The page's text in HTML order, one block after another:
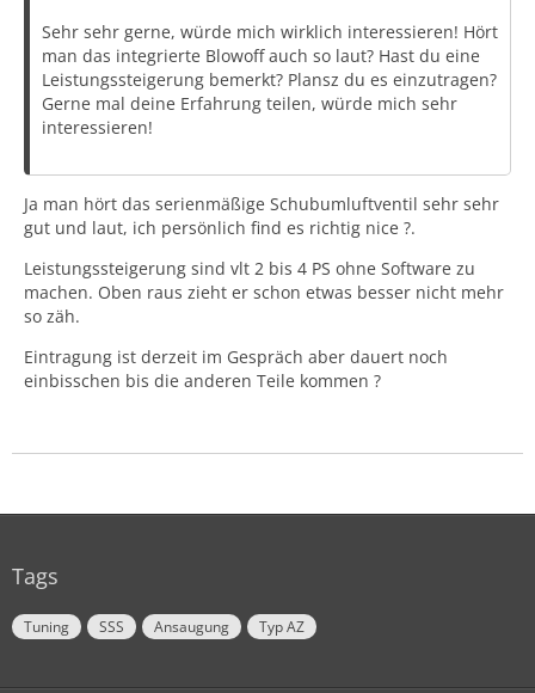
Mit dem Filter merkt man auch eine positive Änderung
des Ansprechverhalten
Sehr sehr gerne, würde mich wirklich interessieren! Hört
man das integrierte Blowoff auch so laut? Hast du eine
Leistungssteigerung bemerkt? Plansz du es einzutragen?
Gerne mal deine Erfahrung teilen, würde mich sehr
interessieren!
Ja man hört das serienmäßige Schubumluftventil sehr sehr
gut und laut, ich persönlich find es richtig nice ?.
Leistungssteigerung sind vlt 2 bis 4 PS ohne Software zu
machen. Oben raus zieht er schon etwas besser nicht mehr
so zäh.
Eintragung ist derzeit im Gespräch aber dauert noch
einbisschen bis die anderen Teile kommen ?
Tags
Tuning SSS Ansaugung Typ AZ